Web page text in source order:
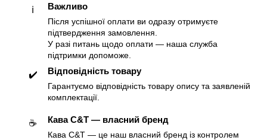
ℹ️ Важливо
Після успішної оплати ви одразу отримуєте
підтвердження замовлення.
У разі питань щодо оплати — наша служба
підтримки допоможе.
✔️ Відповідність товару
Гарантуємо відповідність товару опису та заявленій
комплектації.
☕️ Кава C&T — власний бренд
Кава C&T — це наш власний бренд із контролем